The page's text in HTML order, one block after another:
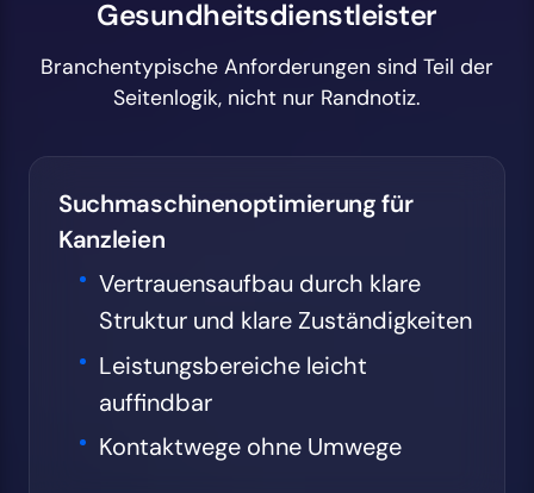
Gesundheitsdienstleister
Branchentypische Anforderungen sind Teil der
Seitenlogik, nicht nur Randnotiz.
Suchmaschinenoptimierung für
Kanzleien
Vertrauensaufbau durch klare
Struktur und klare Zuständigkeiten
Leistungsbereiche leicht
auffindbar
Kontaktwege ohne Umwege